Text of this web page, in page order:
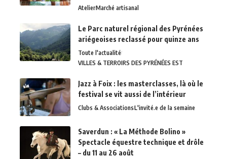
AtelierMarché artisanal
Le Parc naturel régional des Pyrénées
ariégeoises reclassé pour quinze ans
Toute l'actualité
VILLES & TERROIRS DES PYRÉNÉES EST
Jazz à Foix : les masterclasses, là où le
festival se vit aussi de l’intérieur
Clubs & AssociationsL'invité.e de la semaine
Saverdun : « La Méthode Bolino »
Spectacle équestre technique et drôle
– du 11 au 26 août